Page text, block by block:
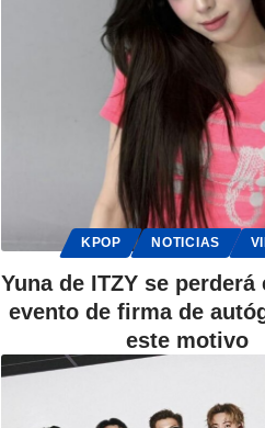
KPOP NOTICIAS
Yuna de ITZY se
evento de firma de
este motivo